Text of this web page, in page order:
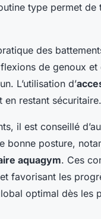
type permet
des
de genoux
L’utilisation d’
en restant sécuritaire.
il est conseillé
bonne posture,
aquagym. Ces
favorisant les
optimal dès les